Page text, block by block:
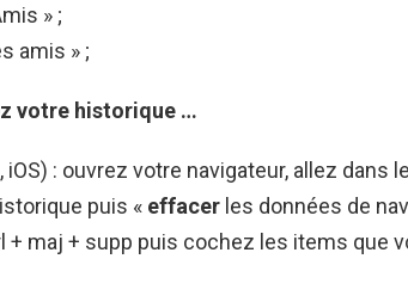
» ;
amis » ;
votre historique …
iOS) : ouvrez votre navigateur, allez dans
puis « effacer les données de
+ maj + supp puis cochez les items que